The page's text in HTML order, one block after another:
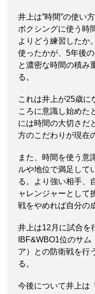
井上は”時間”の使い
ボクシングに使う時
よりどう練習したか
使ったかが、5年後
と濃密な時間の積み
る。
これは井上が25歳に
ころに意識し始めた
には時間の大切さだ
方のこだわりが現在
また、時間を使う意
ルや地位で満足して
る。より強い相手、
ャレンジャーとして
戦をやめれば自分の
井上は12月に試合を
IBF&WBO1位のサ
ア）との防衛戦を行
る。
今後について井上は